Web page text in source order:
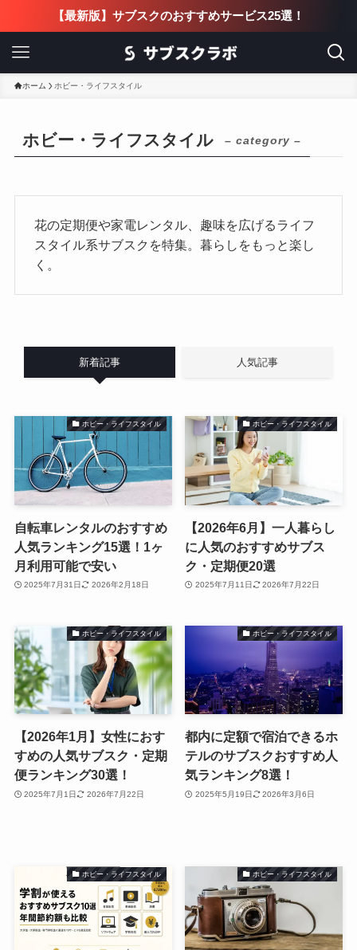
【最新版】サブスクのおすすめサービス25選！
ホーム ホビー・ライフスタイル
ホビー・ライフスタイル – category –
花の定期便や家電レンタル、趣味を広げるライフ
スタイル系サブスクを特集。暮らしをもっと楽し
く。
新着記事 人気記事
ホビー・ライフスタイル
自転車レンタルのおすすめ
人気ランキング15選！1ヶ
月利用可能で安い
2025年7月31日 2026年2月18日
ホビー・ライフスタイル
【2026年6月】一人暮らし
に人気のおすすめサブス
ク・定期便20選
2025年7月11日 2026年7月22日
ホビー・ライフスタイル
【2026年1月】女性におす
すめの人気サブスク・定期
便ランキング30選！
2025年7月1日 2026年7月22日
ホビー・ライフスタイル
都内に定額で宿泊できるホ
テルのサブスクおすすめ人
気ランキング8選！
2025年5月19日 2026年3月6日
ホビー・ライフスタイル ホビー・ライフスタイル